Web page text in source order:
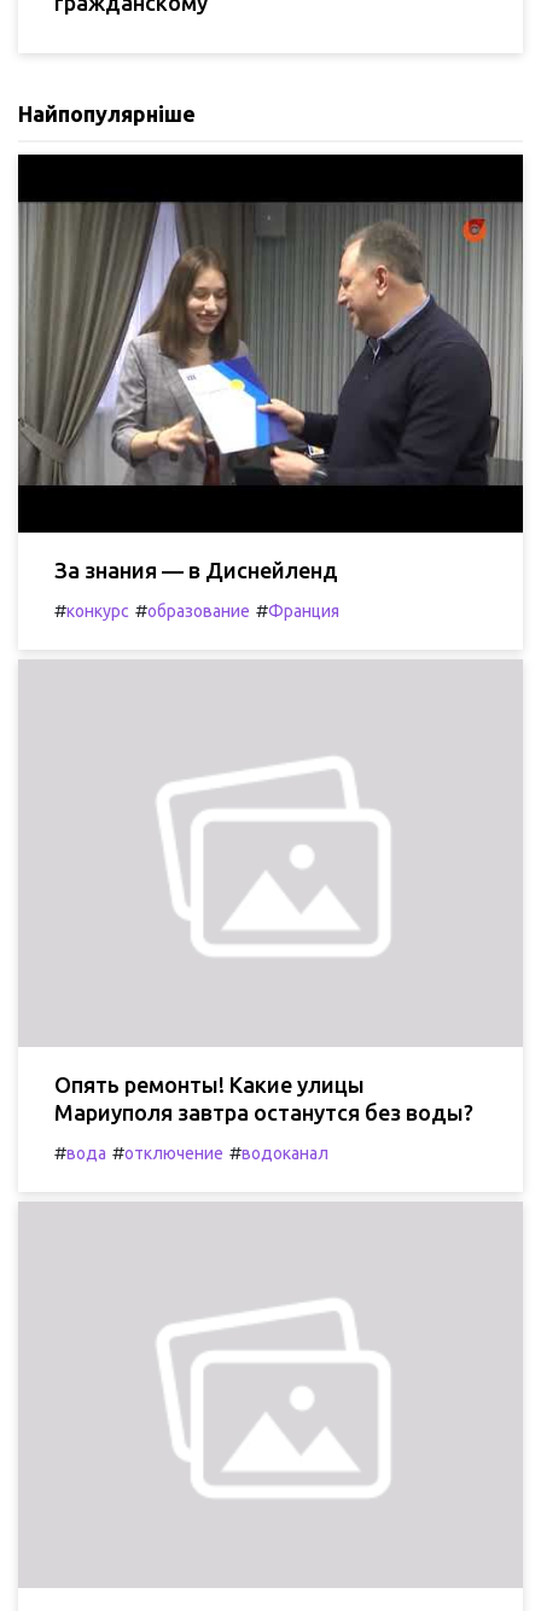
Найпопулярніше
За знания — в Диснейленд
#конкурс #образование #Франция
Опять ремонты! Какие улицы
Мариуполя завтра останутся без воды?
#вода #отключение #водоканал